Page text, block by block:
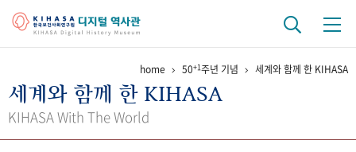
걸어온 길 기관 변천사 역대 기관장
home 50+1주년 기념 세계와 함께 한 KIHASA
세계와 함께 한 KIHASA
KIHASA With The World